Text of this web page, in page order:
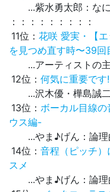
...紫水勇太郎：なに
：：：：：：：：：
11位： 花咲 愛実・【
を見つめ直す時〜39回
...アーティストの主
12位： 何気に重要です
...沢木優・樺島誠
13位： ボーカル目線
ウス編-
...やま♪げん：論理
14位： 音程（ピッチ
スメ
...やま♪げん：論理